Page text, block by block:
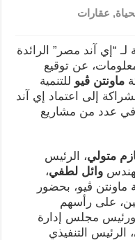
, عقارات
لـ “إي آند مصر” الرائدة
عن توقيع
ماونتن ڤيوللتنمية
إلى اعتماد إي آند
عدد من مشاريع
متولي، الرئيس
وائل لطفي،
ماونتن ڤيو، بحضور
على رأسهم
مجلس إدارة
، الرئيس التنفيذي